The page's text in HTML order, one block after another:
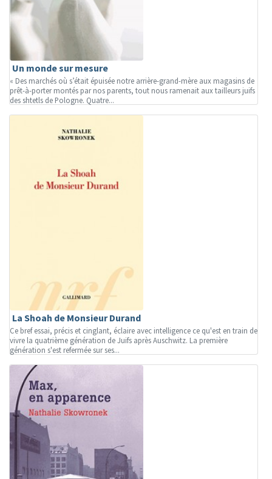
Un monde sur mesure
« Des marchés où s’était épuisée notre arrière-grand-mère aux magasins de
prêt-à-porter montés par nos parents, tout nous ramenait aux tailleurs juifs
des shtetls de Pologne. Quatre...
La Shoah de Monsieur Durand
Ce bref essai, précis et cinglant, éclaire avec intelligence ce qu'est en train de
vivre la quatrième génération de Juifs après Auschwitz. La première
génération s'est refermée sur ses...